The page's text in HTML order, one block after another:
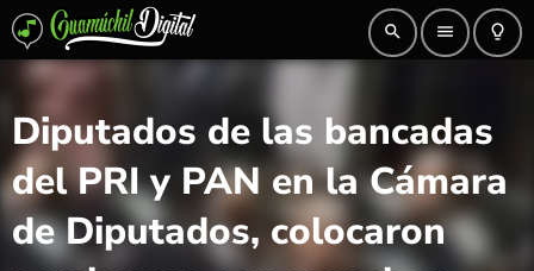
search menu lightbulb_outline
Diputados de las bancadas
del PRI y PAN en la Cámara
de Diputados, colocaron